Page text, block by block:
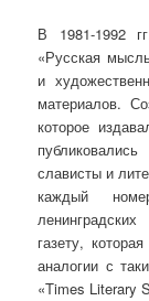
В 1981-1992
«Русская
и
материалов.
которое
слависты и
каждый
газету,
аналогии с
«Times Literary